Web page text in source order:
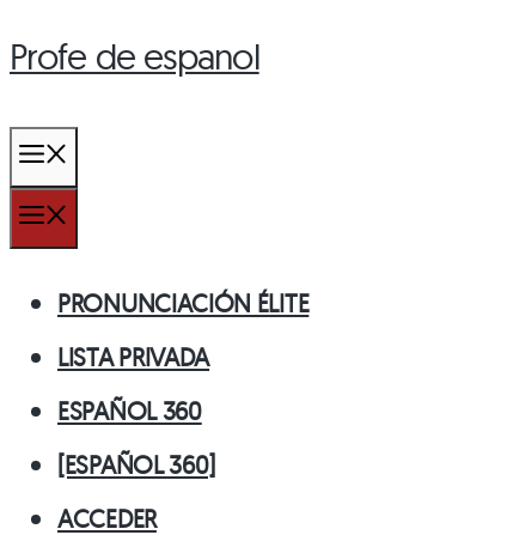
Saltar
contenido
Profe de espanol
PRONUNCIACIÓN ÉLITE
LISTA PRIVADA
ESPAÑOL 360
[ESPAÑOL 360]
ACCEDER